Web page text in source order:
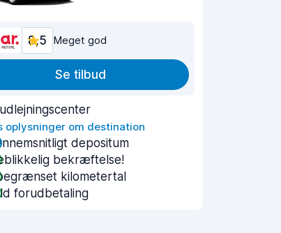
8,5 Meget god
Se tilbud
oplysninger om destination
depositum
bekræftelse!
kilometertal
forudbetaling